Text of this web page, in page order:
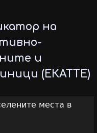
на
и
(ЕКАТТЕ)
места в